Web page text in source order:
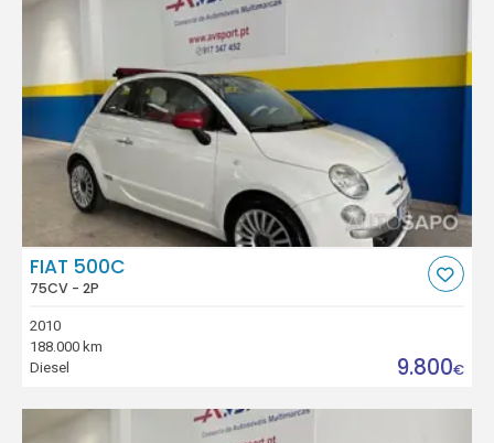
FIAT 500C
75CV - 2P
2010
188.000 km
Diesel
9.800€